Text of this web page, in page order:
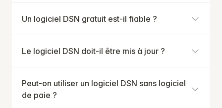
Un logiciel DSN gratuit est-il fiable ?
Le logiciel DSN doit-il être mis à jour ?
Peut-on utiliser un logiciel DSN sans logiciel
de paie ?